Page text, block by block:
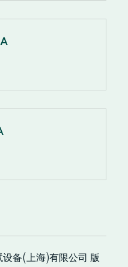
备(上海)有限公司 版